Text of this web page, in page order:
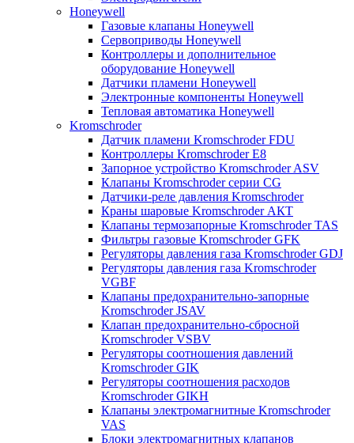
Honeywell
Газовые клапаны Honeywell
Сервоприводы Honeywell
Контроллеры и дополнительное
оборудование Honeywell
Датчики пламени Honeywell
Электронные компоненты Honeywell
Тепловая автоматика Honeywell
Kromschroder
Датчик пламени Kromschroder FDU
Контроллеры Kromschroder E8
Запорное устройство Kromschroder ASV
Клапаны Kromschroder серии CG
Датчики-реле давления Kromschroder
Краны шаровые Kromschroder АКТ
Клапаны термозапорные Kromschroder TAS
Фильтры газовые Kromschroder GFK
Регуляторы давления газа Kromschroder GDJ
Регуляторы давления газа Kromschroder
VGBF
Клапаны предохранительно-запорные
Kromschroder JSAV
Клапан предохранительно-сбросной
Kromschroder VSBV
Регуляторы соотношения давлений
Kromschroder GIK
Регуляторы соотношения расходов
Kromschroder GIKH
Клапаны электромагнитные Kromschroder
VAS
Блоки электромагнитных клапанов